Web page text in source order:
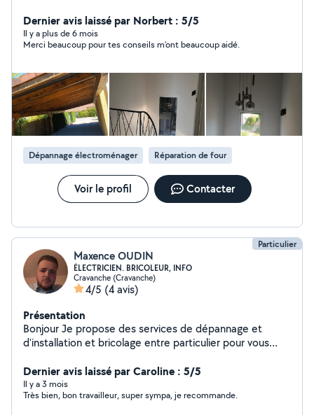
polyvalent, C'est pour cela que j'ai décidé de proposé
mon aide sur ce site. Je peux aussi vous débarrasser
des encombrants, vide maison et déchetterie. Je suis
votre demande, Je suis toujours disponible pour
répondre à vos attentes. Bien cordialement, David
Dernier avis laissé par Norbert : 5/5
Il y a plus de 6 mois
Merci beaucoup pour tes conseils m’ont beaucoup aidé.
Dépannage électroménager Réparation de four
Voir le profil Contacter
Particulier
Maxence OUDIN
ÉLECTRICIEN. BRICOLEUR, INFO
Cravanche (Cravanche)
4/5 (4 avis)
Présentation
Bonjour Je propose des services de dépannage et
d'installation et bricolage entre particulier pour vous
tout je me ferrais plaisir de vous portez solutions à vos
demandes
Dernier avis laissé par Caroline : 5/5
Il y a 3 mois
Très bien, bon travailleur, super sympa, je recommande.